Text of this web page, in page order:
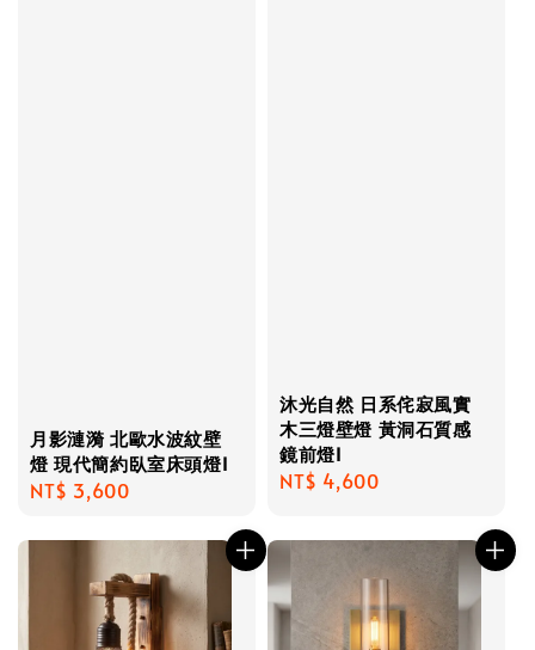
月影漣漪 北歐水波紋壁
燈 現代簡約臥室床頭燈I
Regular
NT$ 3,600
沐光自然 日系侘寂風實
木三燈壁燈 黃洞石質感
鏡前燈I
Regular
NT$ 4,600